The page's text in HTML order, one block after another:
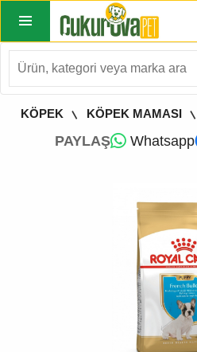
KÖPEK KÖPEK MAMASI
PAYLAŞ Whatsapp